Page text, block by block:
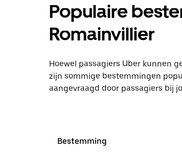
Populaire
Romainvillier
Hoewel passagiers Uber kunnen
zijn sommige bestemmingen
aangevraagd door passagiers bij
Bestemming